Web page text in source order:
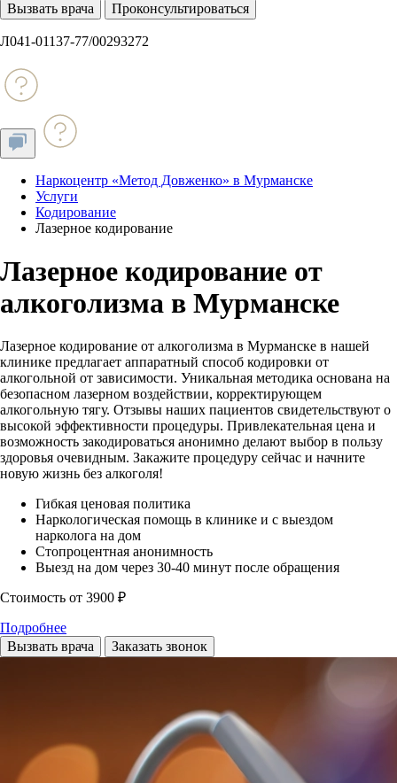
Вызвать врача Проконсультироваться
Л041-01137-77/00293272
Наркоцентр «Метод Довженко» в Мурманске
Услуги
Кодирование
Лазерное кодирование
Лазерное кодирование от
алкоголизма в Мурманске
Лазерное кодирование от алкоголизма в Мурманске в нашей
клинике предлагает аппаратный способ кодировки от
алкогольной от зависимости. Уникальная методика основана на
безопасном лазерном воздействии, корректирующем
алкогольную тягу. Отзывы наших пациентов свидетельствуют о
высокой эффективности процедуры. Привлекательная цена и
возможность закодироваться анонимно делают выбор в пользу
здоровья очевидным. Закажите процедуру сейчас и начните
новую жизнь без алкоголя!
Гибкая ценовая политика
Наркологическая помощь в клинике и с выездом
нарколога на дом
Стопроцентная анонимность
Выезд на дом через 30-40 минут после обращения
Стоимость от 3900 ₽
Подробнее
Вызвать врача
Заказать звонок